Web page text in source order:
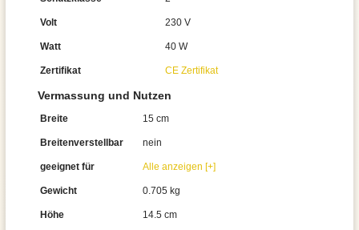
Volt 230 V
Watt 40 W
Zertifikat CE Zertifikat
Vermassung und Nutzen
Breite 15 cm
Breitenverstellbar nein
geeignet für Alle anzeigen [+]
Gewicht 0.705 kg
Höhe 14.5 cm